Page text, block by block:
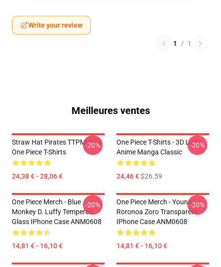
Write your review
1 / 1
Meilleures ventes
Straw Hat Pirates TTPM0104
One Piece T-Shirts
24,38 € - 28,06 €
-20%
One Piece T-Shirts - 3D Luffy
Anime Manga Classic
24,46 €$26.59
-20%
One Piece Merch - Blue
Monkey D. Luffy Tempered
Glass IPhone Case ANM0608
14,81 € - 16,10 €
-20%
One Piece Merch - Young
Roronoa Zoro Transparent
IPhone Case ANM0608
14,81 € - 16,10 €
-20%